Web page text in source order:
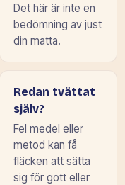
Det här är inte en
bedömning av just
din matta.
Redan tvättat
själv?
Fel medel eller
metod kan få
fläcken att sätta
sig för gott eller